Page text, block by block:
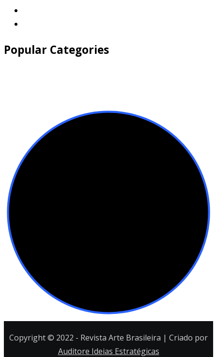
Popular Categories
Copyright © 2022 - Revista Arte Brasileira | Criado por
Auditore Ideias Estratégicas